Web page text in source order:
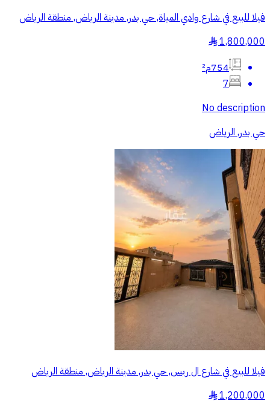
فيلا للبيع في شارع وادي المياة, حي بدر, مدينة الرياض, منطقة الرياض
1,800,000
§
754م²
7
No description
حي بدر, الرياض
فيلا للبيع في شارع ال ريس, حي بدر, مدينة الرياض, منطقة الرياض
1,200,000
§